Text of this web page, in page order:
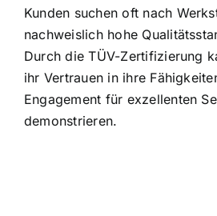
Kunden suchen oft nach
nachweislich hohe
Durch die TÜV-Zertifizierung
ihr Vertrauen in ihre
Engagement für exzellenten
demonstrieren.